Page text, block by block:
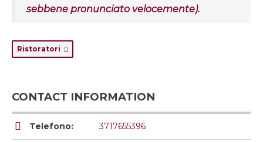
sebbene pronunciato velocemente).
Ristoratori
CONTACT INFORMATION
Telefono: 3717655396